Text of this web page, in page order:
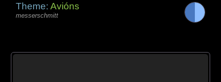
Theme:Avións
messerschmitt